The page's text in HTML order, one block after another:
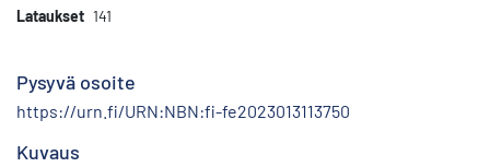
Lataukset 141
Pysyvä osoite
https://urn.fi/URN:NBN:fi-fe2023013113750
Kuvaus